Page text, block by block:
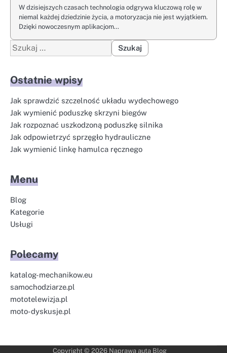
W dzisiejszych czasach technologia odgrywa kluczową rolę w
niemal każdej dziedzinie życia, a motoryzacja nie jest wyjątkiem.
Dzięki nowoczesnym aplikacjom…
Szukaj:
Ostatnie wpisy
Jak sprawdzić szczelność układu wydechowego
Jak wymienić poduszkę skrzyni biegów
Jak rozpoznać uszkodzoną poduszkę silnika
Jak odpowietrzyć sprzęgło hydrauliczne
Jak wymienić linkę hamulca ręcznego
Menu
Blog
Kategorie
Usługi
Polecamy
katalog-mechanikow.eu
samochodziarze.pl
mototelewizja.pl
moto-dyskusje.pl
Copyright © 2026 Naprawa auta Blog